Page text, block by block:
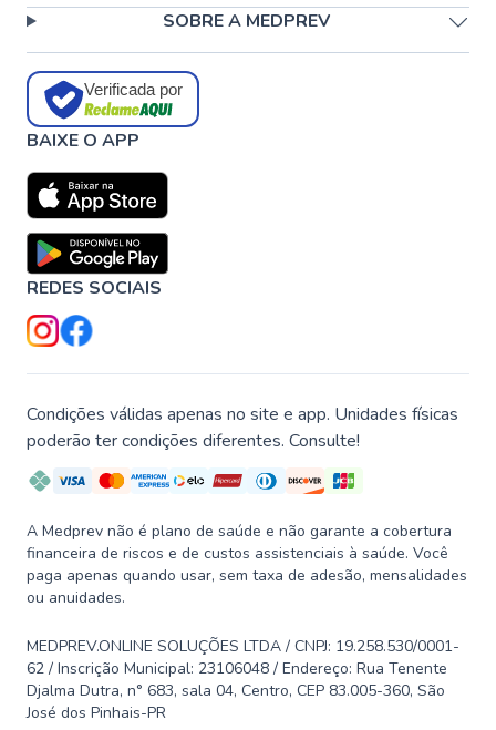
SOBRE A MEDPREV
Verificada por
BAIXE O APP
REDES SOCIAIS
Condições válidas apenas no site e app. Unidades físicas
poderão ter condições diferentes. Consulte!
A Medprev não é plano de saúde e não garante a cobertura
financeira de riscos e de custos assistenciais à saúde. Você
paga apenas quando usar, sem taxa de adesão, mensalidades
ou anuidades.
MEDPREV.ONLINE SOLUÇÕES LTDA / CNPJ: 19.258.530/0001-
62 / Inscrição Municipal: 23106048 / Endereço: Rua Tenente
Djalma Dutra, n° 683, sala 04, Centro, CEP 83.005-360, São
José dos Pinhais-PR